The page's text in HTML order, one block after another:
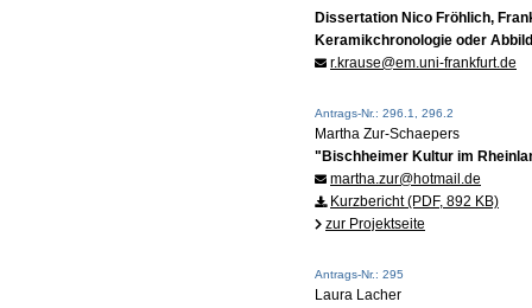
Dissertation Nico Fröhlich,
Keramikchronologie oder
r.krause@em.uni-frankfurt.de
Antrags-Nr.: 296.1, 296.2
Martha Zur-Schaepers
"Bischheimer Kultur im
martha.zur@hotmail.de
Kurzbericht (PDF, 892 KB)
zur Projektseite
Antrags-Nr.: 295
Laura Lacher